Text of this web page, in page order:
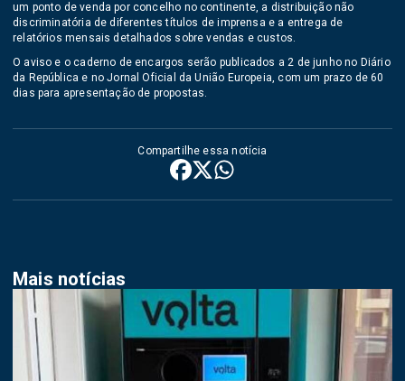
um ponto de venda por concelho no continente, a distribuição não
discriminatória de diferentes títulos de imprensa e a entrega de
relatórios mensais detalhados sobre vendas e custos.
O aviso e o caderno de encargos serão publicados a 2 de junho no Diário
da República e no Jornal Oficial da União Europeia, com um prazo de 60
dias para apresentação de propostas.
Compartilhe essa notícia
Mais notícias